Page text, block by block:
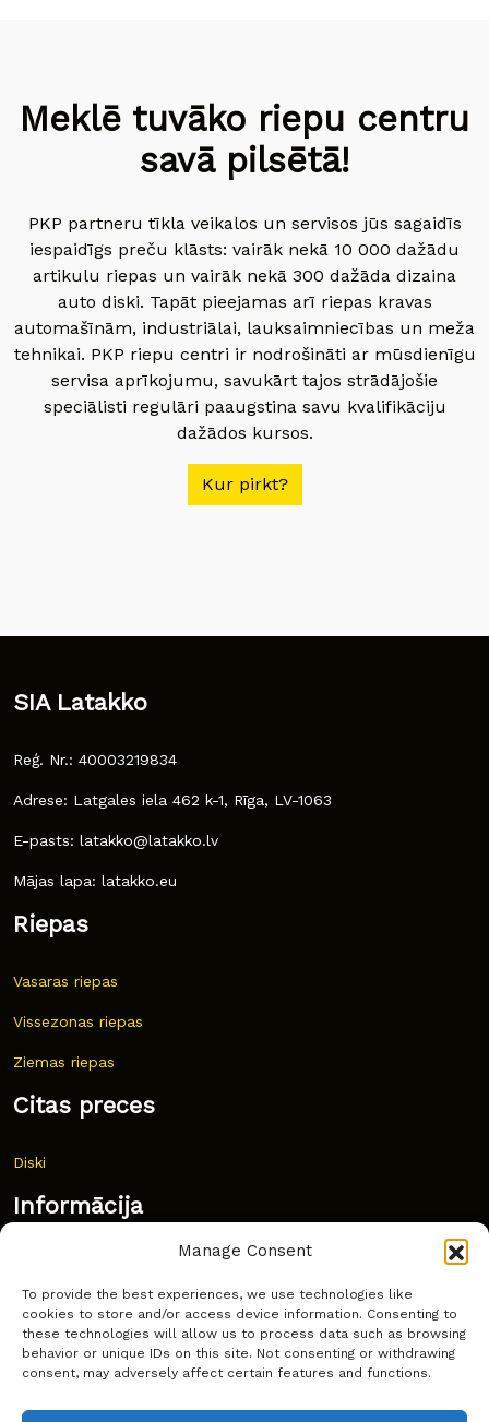
Manage Consent
To provide the best experiences, we use technologies like
cookies to store and/or access device information. Consenting to
these technologies will allow us to process data such as browsing
behavior or unique IDs on this site. Not consenting or withdrawing
consent, may adversely affect certain features and functions.
Meklē tuvāko riepu centru
savā pilsētā!
PKP partneru tīkla veikalos un servisos jūs sagaidīs
iespaidīgs preču klāsts: vairāk nekā 10 000 dažādu
artikulu riepas un vairāk nekā 300 dažāda dizaina
auto diski. Tapāt pieejamas arī riepas kravas
automašīnām, industriālai, lauksaimniecības un meža
tehnikai. PKP riepu centri ir nodrošināti ar mūsdienīgu
servisa aprīkojumu, savukārt tajos strādājošie
speciālisti regulāri paaugstina savu kvalifikāciju
dažādos kursos.
Kur pirkt?
SIA Latakko
Reģ. Nr.: 40003219834
Adrese: Latgales iela 462 k-1, Rīga, LV-1063
E-pasts: latakko@latakko.lv
Mājas lapa: latakko.eu
Riepas
Vasaras riepas
Vissezonas riepas
Ziemas riepas
Citas preces
Diski
Informācija
Bieži uzdoti jautājumi
Kur pirkt?
Sīkdatņu politika